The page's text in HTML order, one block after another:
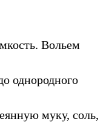
Вольем
однородного
муку, соль,